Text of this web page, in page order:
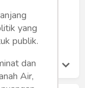
di Natar,
yang
publik.
dan
Air,